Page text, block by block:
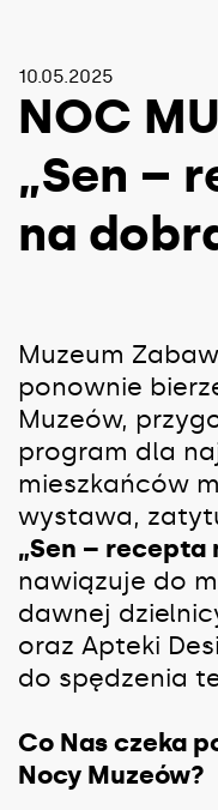
10.05.2025
NOC
„Sen –
na
Muzeum
ponownie
Muzeów,
program dla
mieszkańców
wystawa,
„Sen – recepta
nawiązuje do
dawnej
oraz Apteki
do spędzenia
Co Nas czeka
Nocy Muzeów?